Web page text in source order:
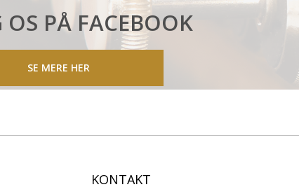
PÅ FACEBOOK
SE MERE HER
KONTAKT